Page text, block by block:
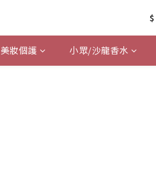
$
美妝個護 小眾/沙龍香水